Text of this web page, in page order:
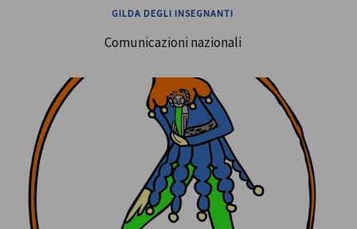
GILDA DEGLI INSEGNANTI
Comunicazioni nazionali